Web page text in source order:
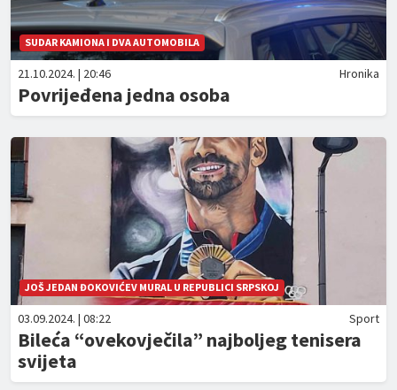
SUDAR KAMIONA I DVA AUTOMOBILA
21.10.2024. | 20:46 Hronika
Povrijeđena jedna osoba
JOŠ JEDAN ĐOKOVIĆEV MURAL U REPUBLICI SRPSKOJ
03.09.2024. | 08:22 Sport
Bileća “ovekovječila” najboljeg tenisera
svijeta